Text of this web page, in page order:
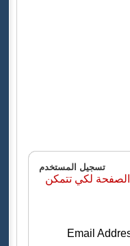
تسجيل المستخدم
لكي تتمكن
Email